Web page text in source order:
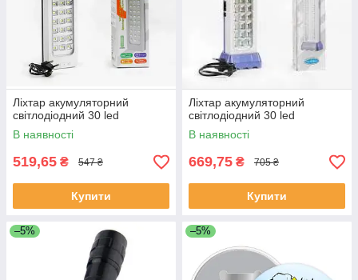
Ліхтар акумуляторний
світлодіодний 30 led
В наявності
519,65 ₴ 547 ₴
Купити
Ліхтар акумуляторний
світлодіодний 30 led
В наявності
669,75 ₴ 705 ₴
Купити
–5% –5%